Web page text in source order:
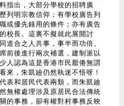
指出，大部分學校的招聘廣
列明宗教信仰；有學校廣告列
或優先錄用的條件；亦有廣告
校長。這裏不擬就此展開討
道合之人共事，事半而功倍。
前後進行兩次補選，建制派以
人認為這是香港市民厭倦無謂
來，朱凱廸仍然執迷不悟呀！
表和居民代表兩類，而朱凱廸
無權處理涉及原居民合法傳統
的事務，卻有權對村事務反映